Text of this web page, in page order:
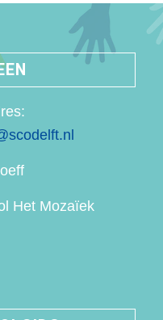
Het Mozaïek